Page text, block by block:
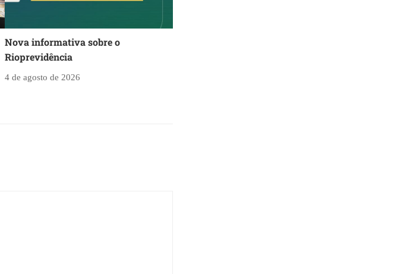
Nova informativa sobre o
Rioprevidência
4 de agosto de 2026